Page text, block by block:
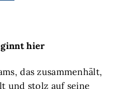
hier
das zusammenhält,
und stolz auf seine